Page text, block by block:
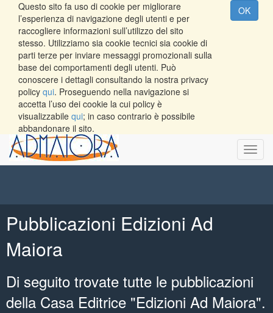
Questo sito fa uso di cookie per migliorare
l’esperienza di navigazione degli utenti e per
raccogliere informazioni sull’utilizzo del sito
stesso. Utilizziamo sia cookie tecnici sia cookie di
parti terze per inviare messaggi promozionali sulla
base dei comportamenti degli utenti. Può
conoscere i dettagli consultando la nostra privacy
policy qui. Proseguendo nella navigazione si
accetta l’uso dei cookie la cui policy è
visualizzabile qui; in caso contrario è possibile
abbandonare il sito.
OK
Pubblicazioni Edizioni Ad
Maiora
Di seguito trovate tutte le pubblicazioni
della Casa Editrice "Edizioni Ad Maiora".